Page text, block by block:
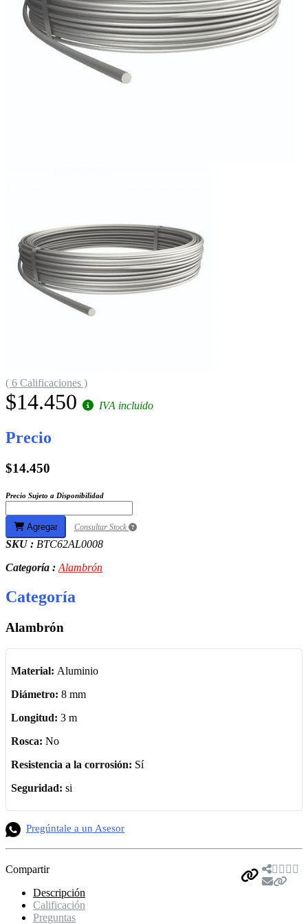
( 6 Calificaciones )
$14.450 IVA incluido
Precio
$14.450
Precio Sujeto a Disponibilidad
Agregar Consultar Stock
SKU : BTC62AL0008
Categoría :Alambrón
Categoría
Alambrón
Material: Aluminio
Diámetro: 8 mm
Longitud: 3 m
Rosca: No
Resistencia a la corrosión: Sí
Seguridad: si
Pregúntale a un Asesor
Compartir
Descripción
Calificación
Preguntas